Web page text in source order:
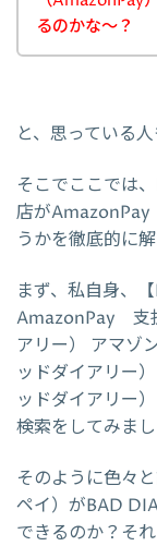
るのかな～？
と、思っている
そこでここでは
店がAmazonPay
うかを徹底的に
まず、私自身、
AmazonPay 支
アリー） アマゾ
ッドダイアリー
ッドダイアリー
検索をしてみまし
そのように色々
ペイ）がBAD
できるのか？そ